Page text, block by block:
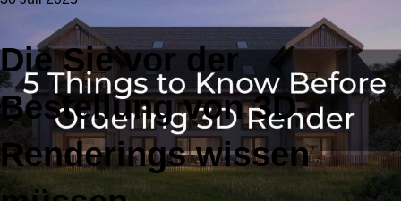
Die Sie vor der
Bestellung von 3D-
Renderings wissen